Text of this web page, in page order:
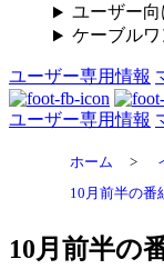
ユーザー向
ケーブル
ユーザー専用情報
ユーザー専用情報
ホーム >
10月前半の番
10月前半の